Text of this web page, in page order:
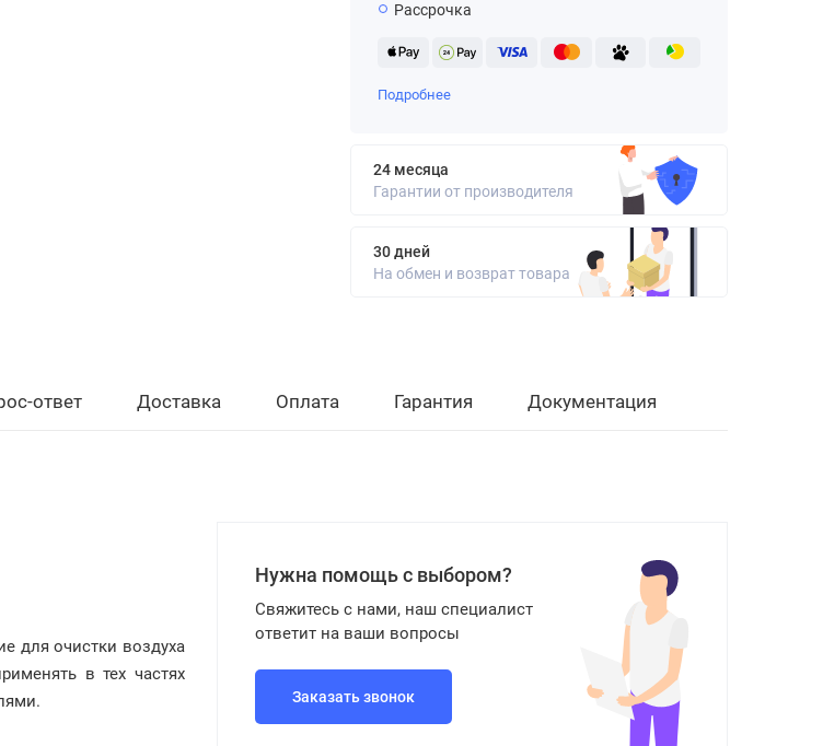
Рассрочка
Подробнее
24 месяца
Гарантии от производителя
30 дней
На обмен и возврат товара
ответ Доставка Оплата Гарантия Документация
для очистки воздуха
в тех частях
Нужна помощь с выбором?
Свяжитесь с нами, наш специалист
ответит на ваши вопросы
Заказать звонок